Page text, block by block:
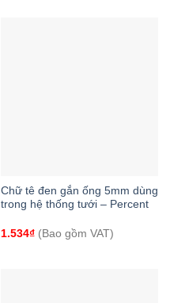
Chữ tê đen gắn ống 5mm dùng
trong hệ thống tưới – Percent
1.534₫(Bao gồm VAT)